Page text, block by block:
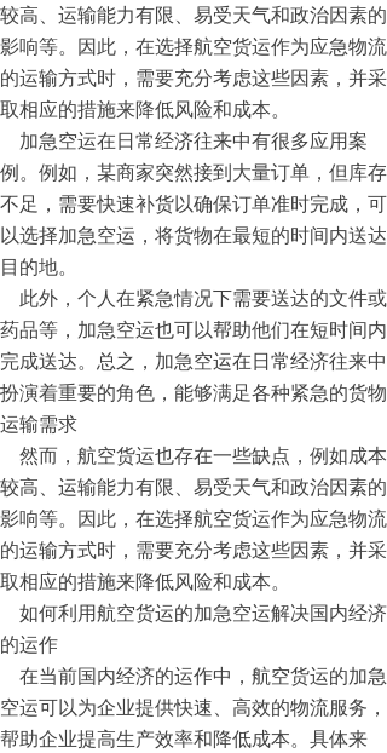
较高、运输能力有限、易受天气和政治因素的
影响等。因此，在选择航空货运作为应急物流
的运输方式时，需要充分考虑这些因素，并采
取相应的措施来降低风险和成本。
加急空运在日常经济往来中有很多应用案
例。例如，某商家突然接到大量订单，但库存
不足，需要快速补货以确保订单准时完成，可
以选择加急空运，将货物在最短的时间内送达
目的地。
此外，个人在紧急情况下需要送达的文件或
药品等，加急空运也可以帮助他们在短时间内
完成送达。总之，加急空运在日常经济往来中
扮演着重要的角色，能够满足各种紧急的货物
运输需求
然而，航空货运也存在一些缺点，例如成本
较高、运输能力有限、易受天气和政治因素的
影响等。因此，在选择航空货运作为应急物流
的运输方式时，需要充分考虑这些因素，并采
取相应的措施来降低风险和成本。
如何利用航空货运的加急空运解决国内经济
的运作
在当前国内经济的运作中，航空货运的加急
空运可以为企业提供快速、高效的物流服务，
帮助企业提高生产效率和降低成本。具体来